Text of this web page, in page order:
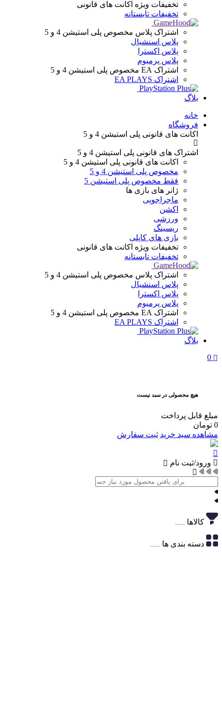
تخفیفات ویژه اکانت های قانونی
تخفیفات تابستانه
اشتراک پلاس مخصوص پلی استیشن 4 و 5
پلاس اسنشیال
پلاس اکسترا
پلاس پرمیوم
اشتراک EA
مخصوص پلی استیشن 4 و 5
اشتراک EA PLAYS
بلاگ
Menu
خانه
فروشگاه
اکانت های قانونی پلی استیشن 4 و 5
اشتراک های قانونی پلی استیشن 4 و 5
اکانت های قانونی پلی استیشن 4 و 5
مخصوص پلی استیشن 4 و 5
فقط مخصوص پلی استیشن 5
ژانر های بازی ها
ماجراجویی
اکشن
ورزشی
ریسینگ
بازی های کاپلی
تخفیفات ویژه اکانت های قانونی
تخفیفات تابستانه
اشتراک پلاس مخصوص پلی استیشن 4 و 5
پلاس اسنشیال
پلاس اکسترا
پلاس پرمیوم
اشتراک EA
مخصوص پلی استیشن 4 و 5
اشتراک EA PLAYS
بلاگ
0
هیچ محصولی در سبد نیست
مبلغ قابل پرداخت
0 تومان
مشاهده سبد خرید ثبت سفارش
ورود/ثبت نام
کالاها
دسته بندی ها